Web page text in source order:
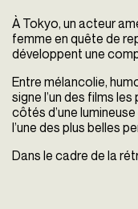
À Tokyo, un acteur
femme en quête de
développent une
Entre mélancolie,
signe l’un des films
côtés d’une
l’une des plus belles
Dans le cadre de la